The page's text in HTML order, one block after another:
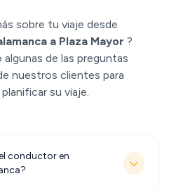
sobre tu viaje desde
a Plaza Mayor ?
de las preguntas
nuestros clientes para
su viaje.
conductor en